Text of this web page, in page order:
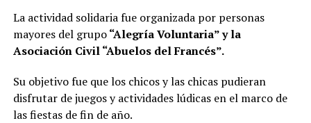
La actividad solidaria fue organizada por personas
mayores del grupo“Alegría Voluntaria” y la
Asociación Civil “Abuelos del Francés”.
Su objetivo fue que los chicos y las chicas pudieran
disfrutar de juegos y actividades lúdicas en el marco de
las fiestas de fin de año.